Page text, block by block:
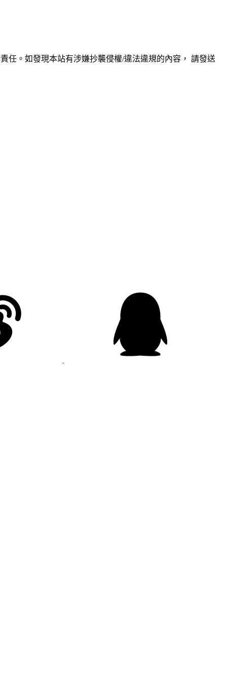
任。如發現本站有涉嫌抄襲侵權/違法違規的內容， 請發送